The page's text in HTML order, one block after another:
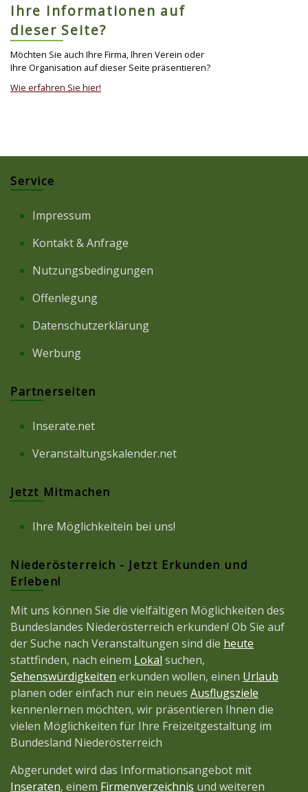
Ihre Informationen auf
dieser Seite?
Möchten Sie auch Ihre Firma, Ihren Verein oder
Ihre Organisation auf dieser Seite präsentieren?
Wie erfahren Sie hier!
Service
Impressum
Kontakt & Anfrage
Nutzungsbedingungen
Offenlegung
Datenschutzerklärung
Werbung
Partnerseiten
Inserate.net
Veranstaltungskalender.net
Jetzt Mitmachen
Ihre Möglichkeitein bei uns!
Niederösterreich - Jetzt Erkunden und
Erleben!
Mit uns können Sie die vielfältigen Möglichkeiten des
Bundeslandes Niederösterreich erkunden! Ob Sie auf
der Suche nach Veranstaltungen sind die heute
stattfinden, nach einem Lokal suchen,
Sehenswürdigkeiten erkunden wollen, einen Urlaub
planen oder einfach nur ein neues Ausflugsziele
kennenlernen möchten, wir präsentieren Ihnen die
vielen Möglichkeiten für Ihre Freizeitgestaltung im
Bundesland Niederösterreich
Abgerundet wird das Informationsangebot mit
Inseraten, einem Firmenverzeichnis und weiteren